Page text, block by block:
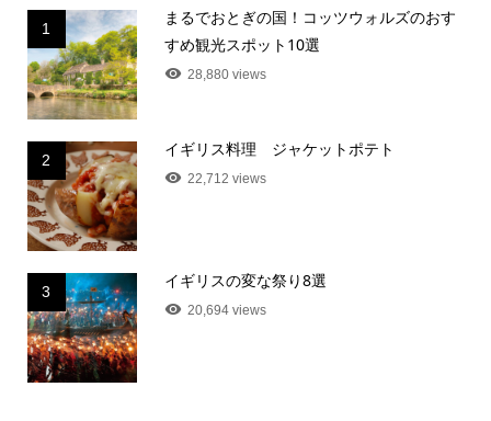
1
まるでおとぎの国！コッツウォルズのおす
すめ観光スポット10選
28,880 views
2
イギリス料理 ジャケットポテト
22,712 views
3
イギリスの変な祭り8選
20,694 views